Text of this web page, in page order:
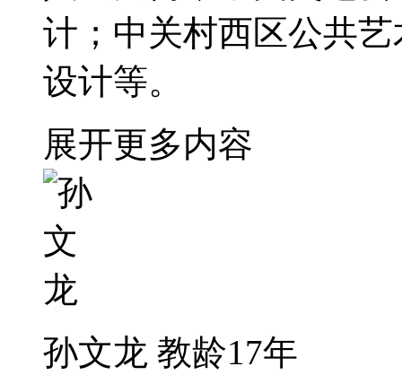
计；中关村西区公共
设计等。
展开更多内容
孙文龙 教龄17年